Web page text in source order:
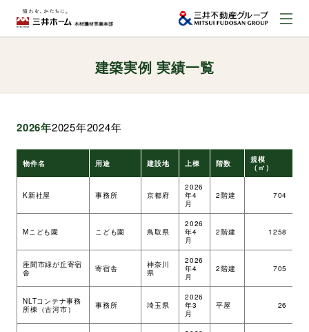
お問い合わせ
建築実例
取扱商品
環境・社会への取り組み
建築実例 実績一覧
2026年2025年2024年
物件名 用途 建設地 上棟 階数
規模
（㎡）
K新社屋 事務所 京都府
2026
年4
月
2階建 704
Mこども園 こども園 鳥取県
2026
年4
月
2階建 1258
座間市緑が丘寄宿
舎
寄宿舎
神奈川
県
2026
年4
月
2階建 705
NLTコンテナ事務
所棟（古河市）
事務所 埼玉県
2026
年3
月
平屋 26